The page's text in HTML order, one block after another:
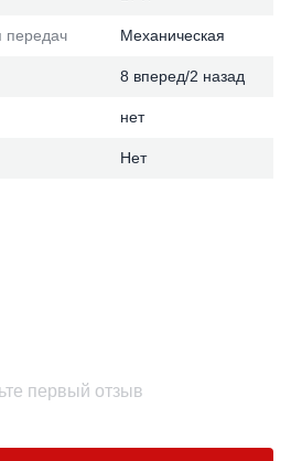
передач Механическая
8 вперед/2 назад
нет
Нет
первый отзыв